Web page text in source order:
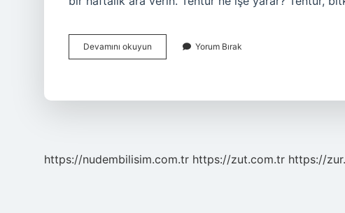
Devamını okuyun
Içilir
Yorum Bırak
https://nudembilisim.com.tr https://zut.com.tr https://